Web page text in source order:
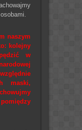
naszym
kolejny
w
maski,